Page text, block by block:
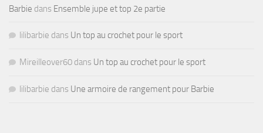
Barbie dans Ensemble jupe et top 2e partie
lilibarbie dans Un top au crochet pour le sport
Mireilleover60 dans Un top au crochet pour le sport
lilibarbie dans Une armoire de rangement pour Barbie